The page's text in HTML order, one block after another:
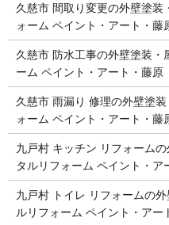
久慈市 間取り変更の外壁塗装
ォーム ペイント・アート・藤
久慈市 防水工事の外壁塗装・
ーム ペイント・アート・藤原
久慈市 雨漏り 修理の外壁塗
ォーム ペイント・アート・藤
九戸村 キッチン リフォーム
タルリフォーム ペイント・ア
九戸村 トイレ リフォームの
ルリフォーム ペイント・アー